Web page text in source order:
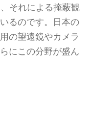
それによる掩蔽観
るのです。日本の
の望遠鏡やカメラ
にこの分野が盛ん